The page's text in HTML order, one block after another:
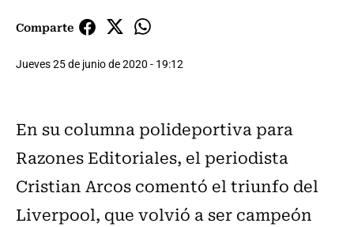
Comparte
Jueves 25 de junio de 2020 - 19:12
En su columna polideportiva para
Razones Editoriales, el periodista
Cristian Arcos comentó el triunfo del
Liverpool, que volvió a ser campeón